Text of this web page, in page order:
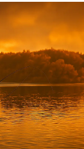
have zijn voor
genoeg om
de haak te blijven.
ontworpen
langdurig
halen.